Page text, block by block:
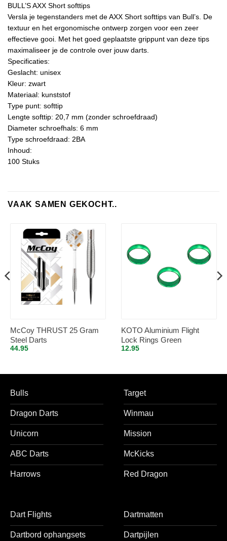
BULL’S AXX Short softtips
Versla je tegenstanders met de AXX Short softtips van Bull’s. De
textuur en het ergonomische ontwerp zorgen voor een zeer
effectieve gooi. Met het goed geplaatste grippunt van deze tips
maximaliseer je de controle over jouw darts.
Specificaties:
Geslacht: unisex
Kleur: zwart
Materiaal: kunststof
Type punt: softtip
Lengte softtip: 20,7 mm (zonder schroefdraad)
Diameter schroefhals: 6 mm
Type schroefdraad: 2BA
Inhoud:
100 Stuks
VAAK SAMEN GEKOCHT..
McCoy THRUST 25 Gram
Steel Darts
44.95
KOTO Aluminium Flight
Lock Rings Green
12.95
Bulls
Dragon Darts
Unicorn
ABC Darts
Harrows
Target
Winmau
Mission
McKicks
Red Dragon
Dart Flights
Dartbord ophangsets
Dartmatten
Dartpijlen